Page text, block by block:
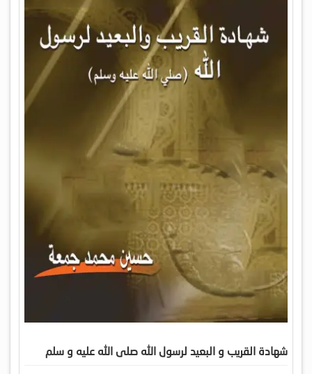
شهادة القريب و البعيد لرسول الله صلى الله عليه و سلم